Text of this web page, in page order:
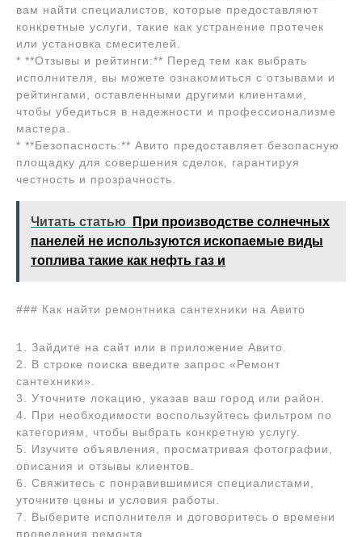
вам найти специалистов, которые предоставляют
конкретные услуги, такие как устранение протечек
или установка смесителей.
* **Отзывы и рейтинги:** Перед тем как выбрать
исполнителя, вы можете ознакомиться с отзывами и
рейтингами, оставленными другими клиентами,
чтобы убедиться в надежности и профессионализме
мастера.
* **Безопасность:** Авито предоставляет безопасную
площадку для совершения сделок, гарантируя
честность и прозрачность.
Читать статью
При производстве солнечных
панелей не используются ископаемые виды
топлива такие как нефть газ и
### Как найти ремонтника сантехники на Авито
1. Зайдите на сайт или в приложение Авито.
2. В строке поиска введите запрос «Ремонт
сантехники».
3. Уточните локацию, указав ваш город или район.
4. При необходимости воспользуйтесь фильтром по
категориям, чтобы выбрать конкретную услугу.
5. Изучите объявления, просматривая фотографии,
описания и отзывы клиентов.
6. Свяжитесь с понравившимися специалистами,
уточните цены и условия работы.
7. Выберите исполнителя и договоритесь о времени
проведения ремонта.